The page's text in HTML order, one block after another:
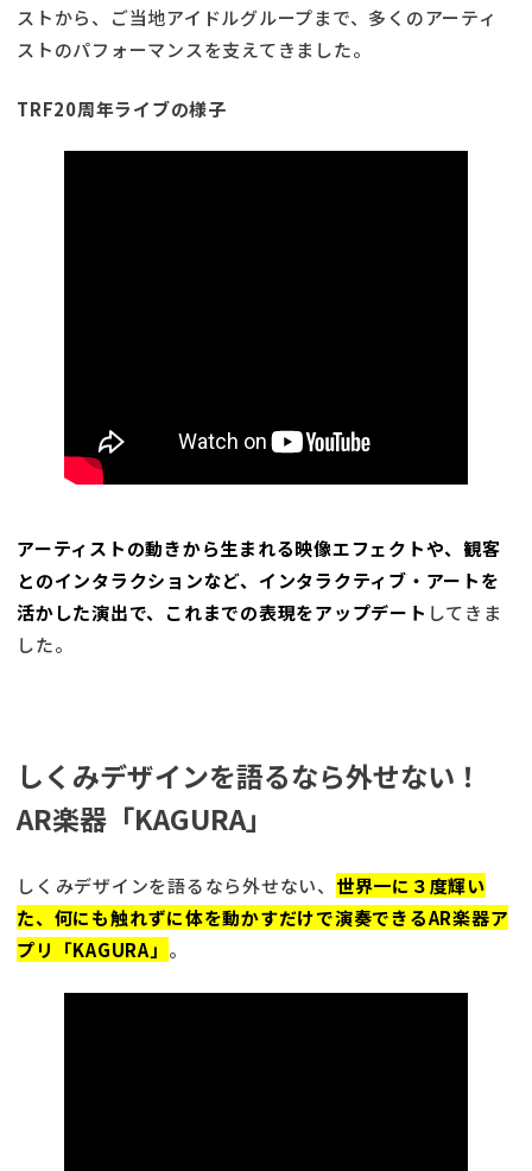
ストから、ご当地アイドルグループまで、多くのアーティ
ストのパフォーマンスを支えてきました。
TRF20周年ライブの様子
アーティストの動きから生まれる映像エフェクトや、観客
とのインタラクションなど、インタラクティブ・アートを
活かした演出で、これまでの表現をアップデート してきま
した。
しくみデザインを語るなら外せない！
AR楽器「KAGURA」
しくみデザインを語るなら外せない、 世界一に３度輝い
た、何にも触れずに体を動かすだけで演奏できるAR楽器ア
プリ「KAGURA」 。